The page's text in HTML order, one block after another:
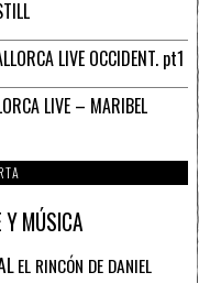
LIVE OCCIDENT. pt1
LIVE – MARIBEL
Y MÚSICA
EL RINCÓN DE DANIEL